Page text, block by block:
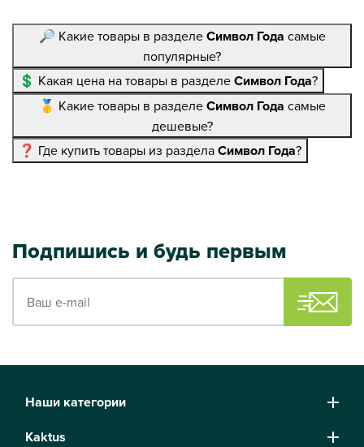
🔎 Какие товары в разделеСимвол Года самые
популярные?
💲 Какая цена на товары в разделеСимвол Года?
🥇 Какие товары в разделеСимвол Года самые
дешевые?
❓ Где купить товары из разделаСимвол Года?
Подпишись и будь первым
Наши категории
Kaktus